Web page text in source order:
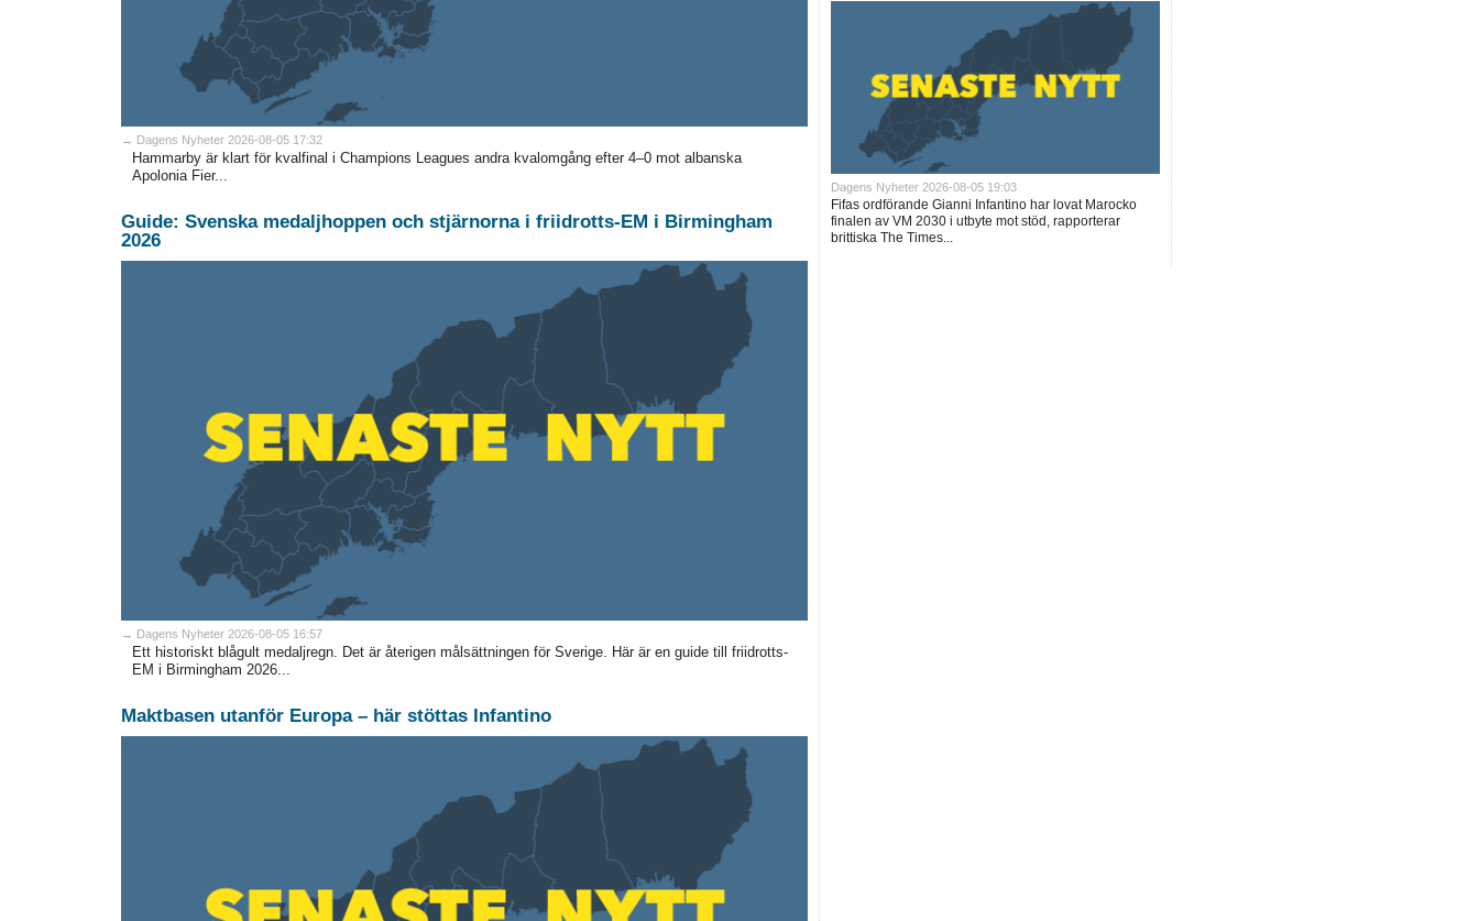
→ Dagens Nyheter 2026-08-05 17:32
Hammarby är klart för kvalfinal i Champions Leagues andra kvalomgång efter 4–0 mot albanska
Apolonia Fier...
Guide: Svenska medaljhoppen och stjärnorna i friidrotts-EM i Birmingham
2026
→ Dagens Nyheter 2026-08-05 16:57
Ett historiskt blågult medaljregn. Det är återigen målsättningen för Sverige. Här är en guide till friidrotts-
EM i Birmingham 2026...
Maktbasen utanför Europa – här stöttas Infantino
Dagens Nyheter 2026-08-05 19:03
Fifas ordförande Gianni Infantino har lovat Marocko
finalen av VM 2030 i utbyte mot stöd, rapporterar
brittiska The Times...